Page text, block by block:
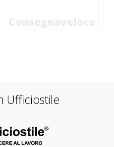
Ufficiostile